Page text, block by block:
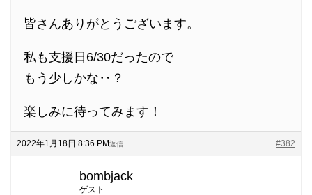
皆さんありがとうございます。
私も支援日6/30だったので
もう少しかな‥？
楽しみに待ってみます！
2022年1月18日 8:36 PM #382
返信
bombjack
ゲスト